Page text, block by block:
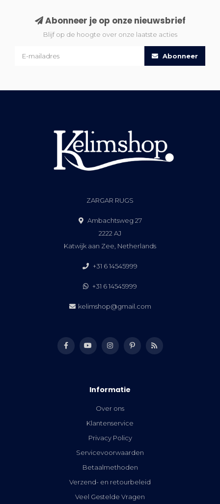
Abonneer je op onze nieuwsbrief
Blijf op de hoogte over onze laatste acties
Abonneer
ZARGAR RUGS
Ambachtsweg 27
2222 AJ
Katwijk aan Zee, Netherlands
+31 6 14545999
+31 6 14545999
kelimshop@gmail.com
Informatie
Over ons
Klantenservice
Privacy Policy
Servicevoorwaarden
Betaalmethoden
Verzend- en retourbeleid
Veel Gestelde Vragen